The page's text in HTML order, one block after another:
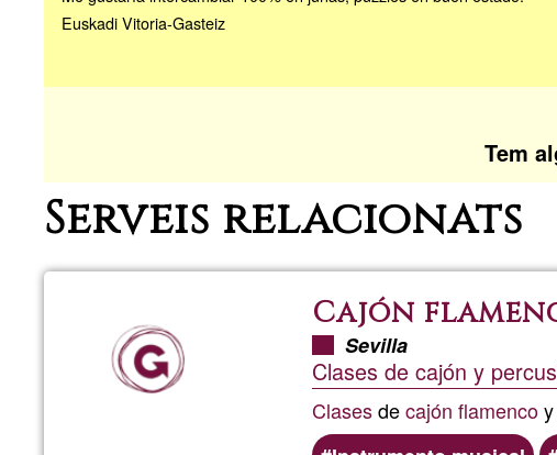
Euskadi Vitoria-Gasteiz
Tem
Serveis relacionats
Cajón
Sevilla
Clases de cajón y
Clasesdecajón flamenco